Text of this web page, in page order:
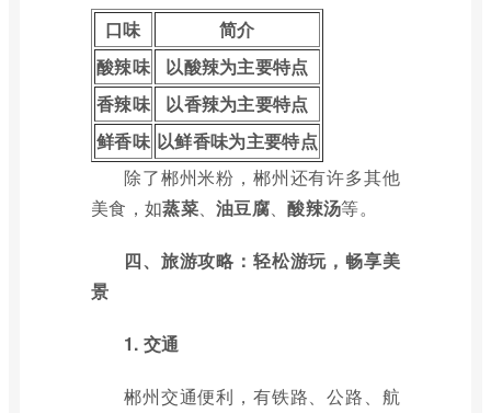
口味
简介
酸辣味
以酸辣为主要特点
香辣味
以香辣为主要特点
鲜香味 以鲜香味为主要特点
除了郴州米粉，郴州还有许多其他
美食，如蒸菜、油豆腐、酸辣汤等。
四、旅游攻略：轻松游玩，畅享美
景
1. 交通
郴州交通便利，有铁路、公路、航